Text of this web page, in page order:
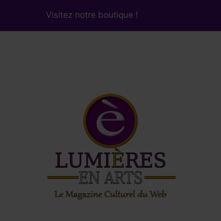
Visitez notre boutique !